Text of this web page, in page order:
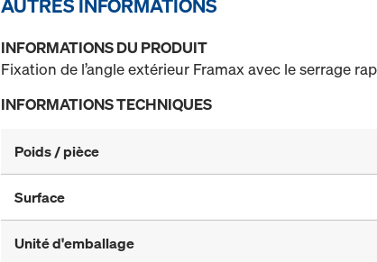
AUTRES INFORMATIONS
INFORMATIONS DU PRODUIT
Fixation de l’angle extérieur Framax avec le serrage
INFORMATIONS TECHNIQUES
Poids / pièce
Surface
Unité d'emballage